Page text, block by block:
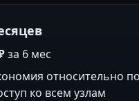
за 6 мес
относительно
ко всем узлам